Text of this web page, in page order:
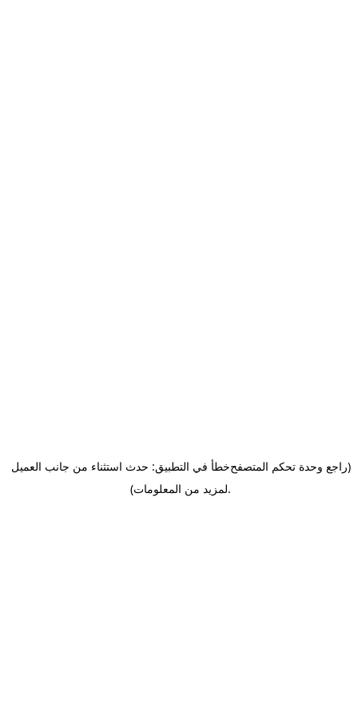
خطأ في التطبيق: حدث استثناء من جانب العميل(راجع وحدة تحكم المتصفح
لمزيد من المعلومات).